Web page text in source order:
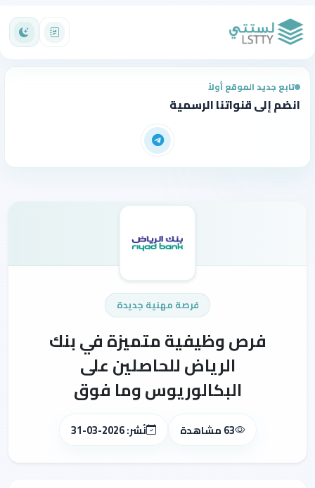
تابع جديد الموقع أولاً
انضم إلى قنواتنا الرسمية
فرصة مهنية جديدة
فرص وظيفية متميزة في بنك
الرياض للحاصلين على
البكالوريوس وما فوق
63 مشاهدة نُشر: 2026-03-31